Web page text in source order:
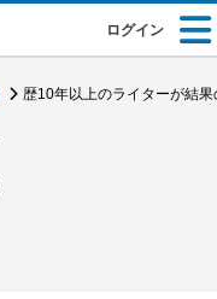
ログイン
歴10年以上のライターが結